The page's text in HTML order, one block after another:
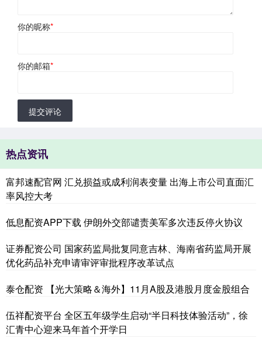
你的昵称*
你的邮箱*
提交评论
热点资讯
富邦速配官网 汇兑损益或成利润表变量 出海上市公司直面汇
率风控大考
低息配资APP下载 伊朗外交部谴责美军多次违反停火协议
证券配资公司 国家药监局批复同意吉林、海南省药监局开展
优化药品补充申请审评审批程序改革试点
泰仓配资 【光大策略＆海外】11月A股及港股月度金股组合
伍祥配资平台 全区五年级学生启动“半日科技体验活动”，徐
汇青中心迎来马年首个开学日